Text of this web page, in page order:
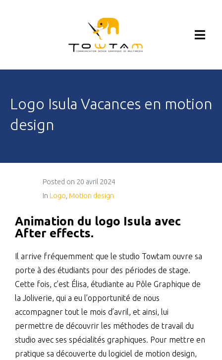
Logo Isula Vacances en motion
design
Posted on 20 avril 2024
In Logo, Motion design
Animation du logo Isula avec
After effects.
Il arrive fréquemment que le studio Towtam ouvre sa
porte à des étudiants pour des périodes de stage.
Cette fois, c’est Élisa, étudiante au Pôle Graphique de
la Joliverie, qui a eu l’opportunité de nous
accompagner tout le mois d’avril, et ainsi, lui
permettre de découvrir les méthodes de travail du
studio avec ses spécialités graphiques. Pour mettre en
pratique sa découverte du logiciel de motion design,